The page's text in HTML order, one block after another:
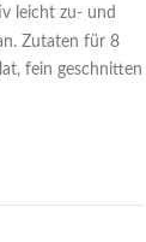
leicht zu- und
Zutaten für 8
fein geschnitten